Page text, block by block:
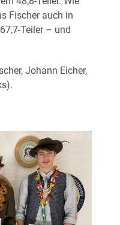
Fischer auch in
Teiler – und
Johann Eicher,